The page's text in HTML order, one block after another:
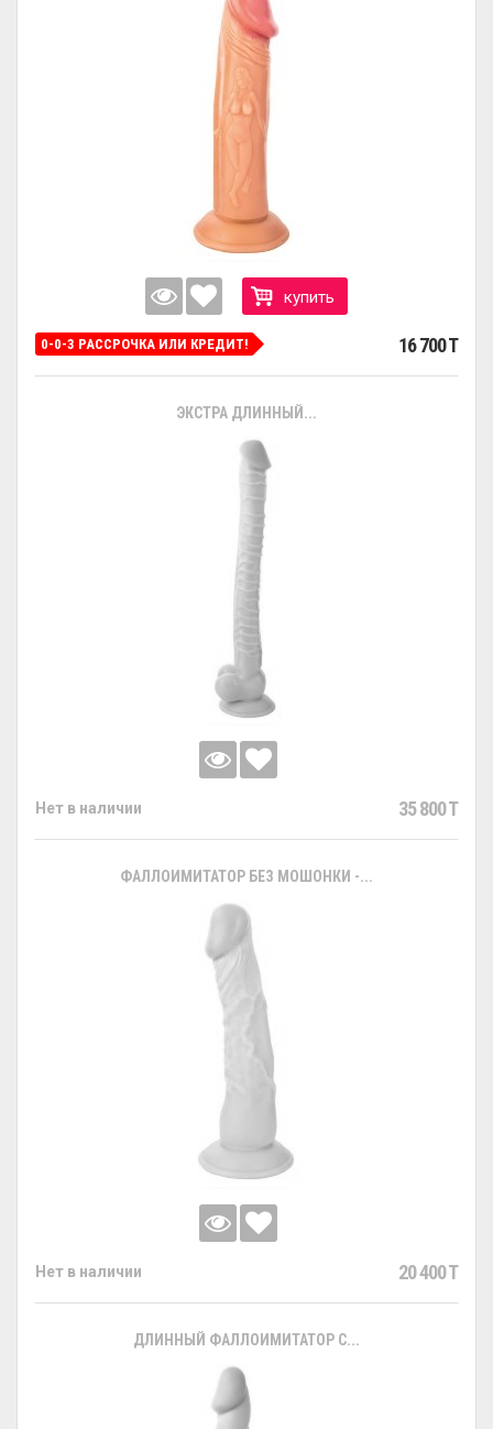
купить
0-0-3 РАССРОЧКА ИЛИ КРЕДИТ! 16 700 T
ЭКСТРА ДЛИННЫЙ...
Нет в наличии 35 800 T
ФАЛЛОИМИТАТОР БЕЗ МОШОНКИ -...
Нет в наличии 20 400 T
ДЛИННЫЙ ФАЛЛОИМИТАТОР С...